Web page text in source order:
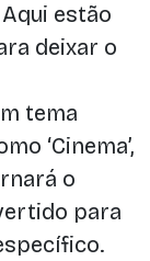
estão
deixar o
tema
‘Cinema’,
o
para